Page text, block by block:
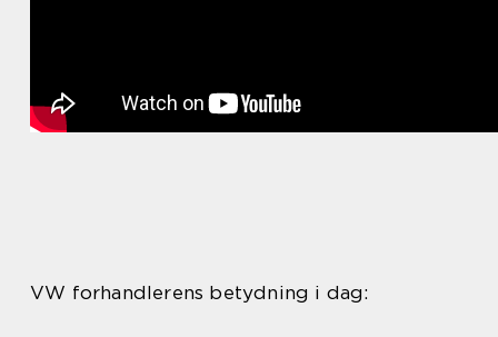
VW forhandlerens betydning i dag: